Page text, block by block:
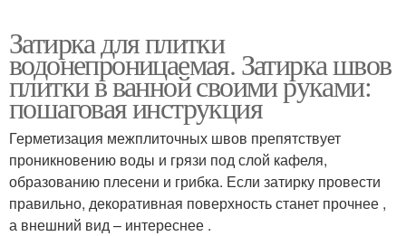
Затирка для плитки
водонепроницаемая. Затирка швов
плитки в ванной своими руками:
пошаговая инструкция
Герметизация межплиточных швов препятствует
проникновению воды и грязи под слой кафеля,
образованию плесени и грибка. Если затирку провести
правильно, декоративная поверхность станет прочнее ,
а внешний вид – интереснее .